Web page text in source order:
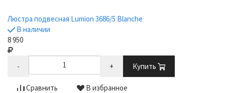
Люстра подвесная Lumion 3686/5 Blanche
В наличии
8 950
- + Купить
Сравнить В избранное